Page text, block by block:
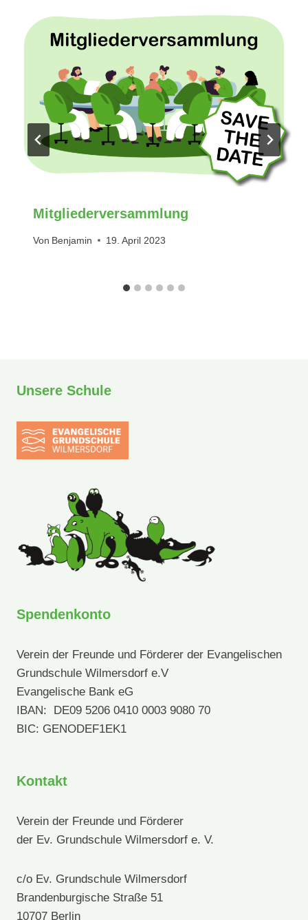
Mitgliederversammlung
Von Benjamin 19. April 2023
Unsere Schule
Spendenkonto
Verein der Freunde und Förderer der Evangelischen
Grundschule Wilmersdorf e.V
Evangelische Bank eG
IBAN: DE09 5206 0410 0003 9080 70
BIC: GENODEF1EK1
Kontakt
Verein der Freunde und Förderer
der Ev. Grundschule Wilmersdorf e. V.
c/o Ev. Grundschule Wilmersdorf
Brandenburgische Straße 51
10707 Berlin